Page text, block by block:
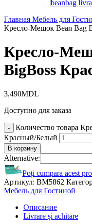
Главная Мебель для
Кресло-Мешок Bean Bag
Кресло-
BigBoss
3,490MDL
Доступно для заказа
Количество товара
Красный/Белый
В корзину
Alternative:
Poți cumpara acest
Артикул: BM5862
Мебель для Гостиной
Описание
Livrare și achitare